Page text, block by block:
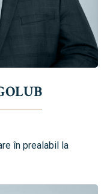
în prealabil la